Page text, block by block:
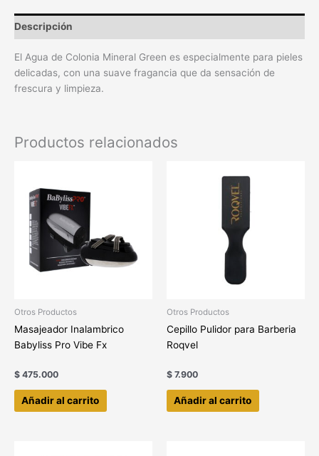
Descripción
El Agua de Colonia Mineral Green es especialmente para pieles
delicadas, con una suave fragancia que da sensación de
frescura y limpieza.
Productos relacionados
Otros Productos
Masajeador Inalambrico
Babyliss Pro Vibe Fx
$ 475.000
Añadir al carrito
Otros Productos
Cepillo Pulidor para Barberia
Roqvel
$ 7.900
Añadir al carrito